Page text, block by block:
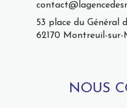
53 place du Général
62170 Montreuil-sur-
NOUS